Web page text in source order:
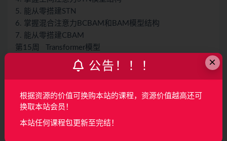
5. 能从零搭建STN
6. 掌握混合注意力BCBAM和BAM模型结构
7. 能从零搭建CBAM
第15周 Transformer模型
本周学习Transformer基础，包括Transformer模型各个模块
的结构细节以及代码实现。
1. 掌握Self-Attention（自注意力）机制
2. 掌握多头自注意力机制
3. 掌握Token概念
×
公告！！！
根据资源的价值可换购本站的课程，资源价值越高还可
换取本站会员！
本站任何课程包更新至完结！